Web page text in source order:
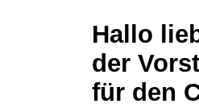
Hallo
der
für den